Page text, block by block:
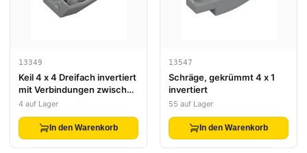
13349
Keil 4 x 4 Dreifach invertiert
mit Verbindungen zwischen
4 Noppen
4 auf Lager
In den Warenkorb
13547
Schräge, gekrümmt 4 x 1
invertiert
55 auf Lager
In den Warenkorb